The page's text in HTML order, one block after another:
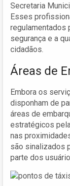
Secretaria
Esses
regulamentados
segurança e a
cidadãos.
Áreas de
Embora os
disponham de
áreas de
estratégicos
nas
são sinalizados
parte dos